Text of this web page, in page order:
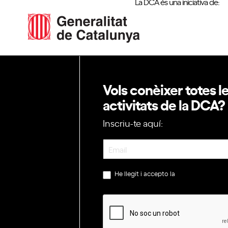
Vols conèixer totes
activitats de la DCA?
Inscriu-te aquí:
He llegit i accepto la